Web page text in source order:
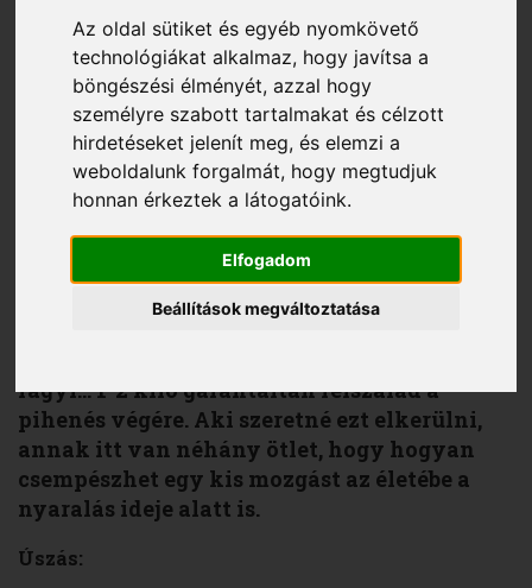
Az oldal sütiket és egyéb nyomkövető
technológiákat alkalmaz, hogy javítsa a
böngészési élményét, azzal hogy
személyre szabott tartalmakat és célzott
hirdetéseket jelenít meg, és elemzi a
weboldalunk forgalmát, hogy megtudjuk
honnan érkeztek a látogatóink.
Elfogadom
Beállítások megváltoztatása
Garai Judit2015. július 22.
fagyi… 1-2 kiló garantáltan felszalad a
pihenés végére. Aki szeretné ezt elkerülni,
annak itt van néhány ötlet, hogy hogyan
csempészhet egy kis mozgást az életébe a
nyaralás ideje alatt is.
Úszás: